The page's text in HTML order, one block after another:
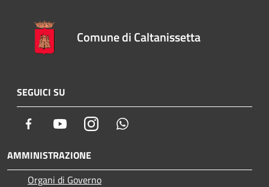
Comune di Caltanissetta
SEGUICI SU
Facebook YoutubeInstagram
AMMINISTRAZIONE
Organi di Governo